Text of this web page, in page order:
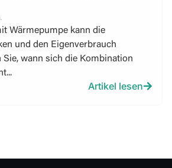
Wärmepumpe kann die
und den Eigenverbrauch
Sie, wann sich die Kombination
Artikel lesen